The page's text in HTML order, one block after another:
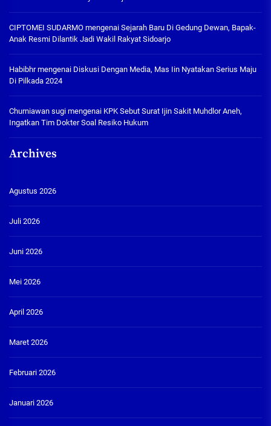
CIPTOMEI SUDARMO mengenai Sejarah Baru Di Gedung Dewan, Bapak-
Anak Resmi Dilantik Jadi Wakil Rakyat Sidoarjo
Habibhrmengenai Diskusi Dengan Media, Mas Iin Nyatakan Serius Maju
Di Pilkada 2024
Churniawan sugi mengenai KPK Sebut Surat Ijin Sakit Muhdlor Aneh,
Ingatkan Tim Dokter Soal Resiko Hukum
Archives
Agustus 2026
Juli 2026
Juni 2026
Mei 2026
April 2026
Maret 2026
Februari 2026
Januari 2026